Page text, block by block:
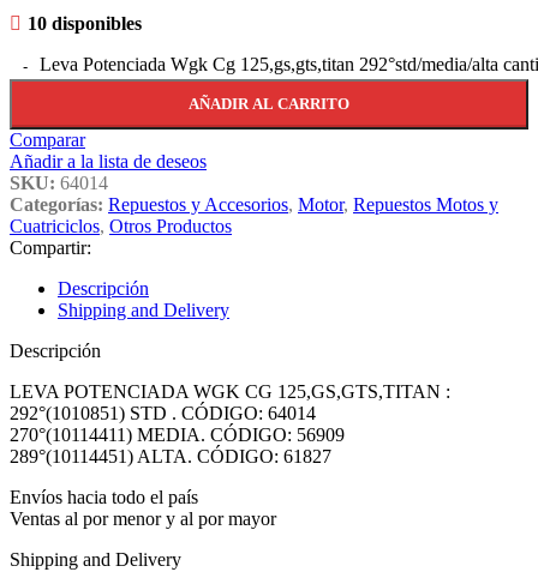
10 disponibles
Leva Potenciada Wgk Cg 125,gs,gts,titan 292°std/media/alta
AÑADIR AL CARRITO
Comparar
Añadir a la lista de deseos
SKU: 64014
Categorías: Repuestos y Accesorios, Motor, Repuestos Motos y
Cuatriciclos, Otros Productos
Compartir:
Descripción
Shipping and Delivery
Descripción
LEVA POTENCIADA WGK CG 125,GS,GTS,TITAN :
292°(1010851) STD . CÓDIGO: 64014
270°(10114411) MEDIA. CÓDIGO: 56909
289°(10114451) ALTA. CÓDIGO: 61827
Envíos hacia todo el país
Ventas al por menor y al por mayor
Shipping and Delivery